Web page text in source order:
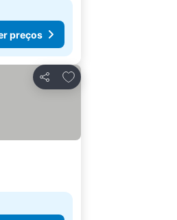
preços
Partilhar
Adicionar aos favoritos